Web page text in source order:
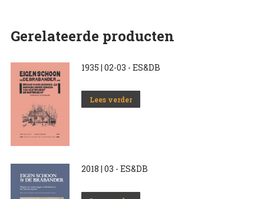
Gerelateerde producten
1935 | 02-03 - ES&DB
Lees verder
2018 | 03 - ES&DB